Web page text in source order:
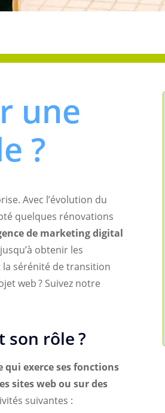
une
?
Avec l’évolution du
quelques rénovations
de marketing digital
obtenir les
sérénité de transition
web ? Suivez notre
son rôle ?
qui exerce ses fonctions
sites web ou sur des
suivantes :